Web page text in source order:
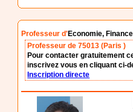
Professeur d'Economie,
Professeur de 75013 (Paris )
Pour contacter gratuitement
inscrivez vous en cliquant ci-
Inscription directe